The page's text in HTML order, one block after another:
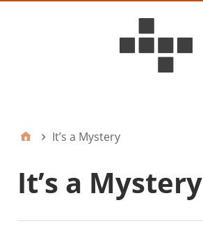
It’s a Mystery
It’s a Mystery